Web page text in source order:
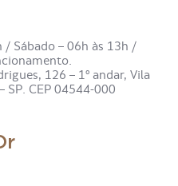
com suspeita de alguma
o mineral ou apenas como
dos sintomas que podem
/ Sábado – 06h às 13h /
126 – 1º andar, Vila
SP. CEP 04544-000